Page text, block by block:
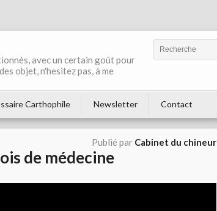
avec un certain goût pour
objet, n'hesitez pas, à me
Carthophile Newsletter Contact
Publié par Cabinet du chineur
de médecine